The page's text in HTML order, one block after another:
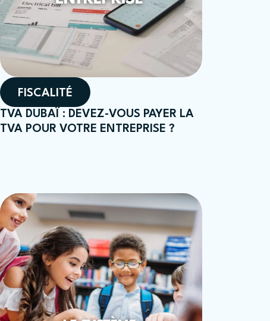
FISCALITÉ
TVA DUBAÏ : DEVEZ-VOUS PAYER LA
TVA POUR VOTRE ENTREPRISE ?